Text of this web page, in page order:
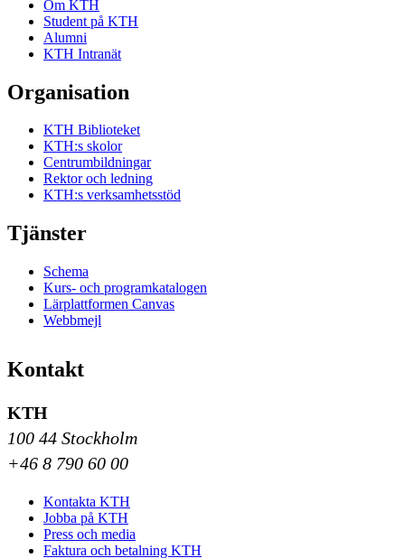
Om KTH
Student på KTH
Alumni
KTH Intranät
Organisation
KTH Biblioteket
KTH:s skolor
Centrumbildningar
Rektor och ledning
KTH:s verksamhetsstöd
Tjänster
Schema
Kurs- och programkatalogen
Lärplattformen Canvas
Webbmejl
Kontakt
KTH
100 44 Stockholm
+46 8 790 60 00
Kontakta KTH
Jobba på KTH
Press och media
Faktura och betalning KTH